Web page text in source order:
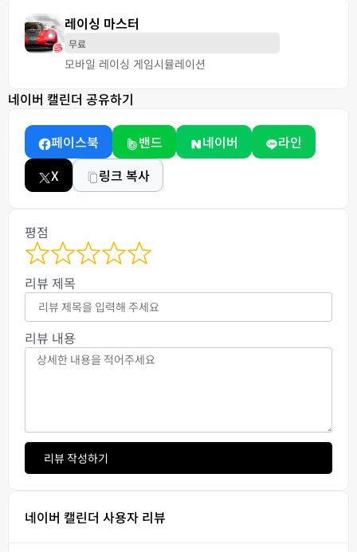
레이싱 마스터
무료
모바일 레이싱 게임시뮬레이션
네이버 캘린더 공유하기
페이스북 밴드 네이버
라인
X
링크 복사
평점
리뷰 제목
리뷰 내용
리뷰 작성하기
네이버 캘린더 사용자 리뷰